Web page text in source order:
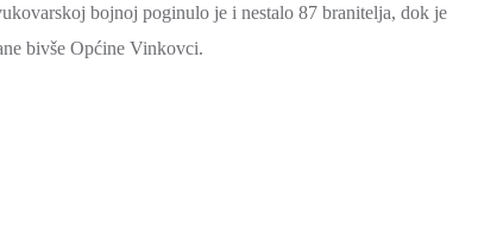
bojnoj poginulo je i nestalo 87 branitelja, dok je
bivše Općine Vinkovci.